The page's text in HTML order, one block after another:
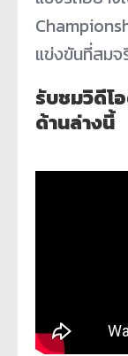
แข่งขันที่สมจ
รับชมวิดีโ
ด้านล่างนี้